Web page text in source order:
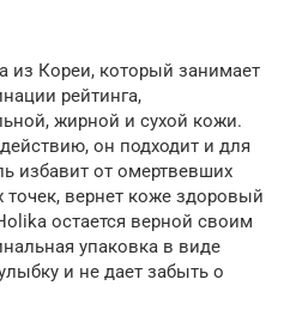
из Кореи, который занимает
рейтинга,
жирной и сухой кожи.
он подходит и для
избавит от омертвевших
точек, вернет коже здоровый
остается верной своим
упаковка в виде
и не дает забыть о